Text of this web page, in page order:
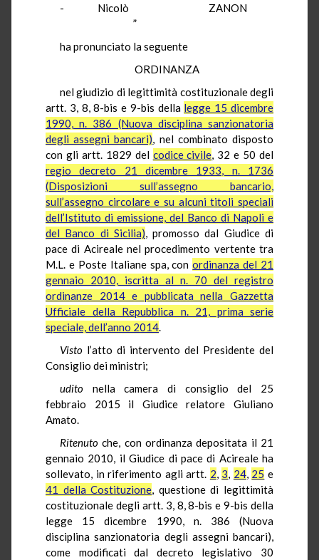
- Nicolò ZANON
”
ha pronunciato la seguente
ORDINANZA
nel giudizio di legittimità costituzionale degli
artt. 3, 8, 8-bis e 9-bis della legge 15 dicembre
1990, n. 386 (Nuova disciplina sanzionatoria
degli assegni bancari), nel combinato disposto
con gli artt. 1829 del codice civile, 32 e 50 del
regio decreto 21 dicembre 1933, n. 1736
(Disposizioni sull’assegno bancario,
sull’assegno circolare e su alcuni titoli speciali
dell’Istituto di emissione, del Banco di Napoli e
del Banco di Sicilia), promosso dal Giudice di
pace di Acireale nel procedimento vertente tra
M.L. e Poste Italiane spa, conordinanza del 21
gennaio 2010, iscritta al n. 70 del registro
ordinanze 2014 e pubblicata nella Gazzetta
Ufficiale della Repubblica n. 21, prima serie
speciale, dell’anno 2014.
Visto l’atto di intervento del Presidente del
Consiglio dei ministri;
udito nella camera di consiglio del 25
febbraio 2015 il Giudice relatore Giuliano
Amato.
Ritenuto che, con ordinanza depositata il 21
gennaio 2010, il Giudice di pace di Acireale ha
sollevato, in riferimento agli artt. 2, 3, 24, 25 e
41 della Costituzione, questione di legittimità
costituzionale degli artt. 3, 8, 8-bis e 9-bis della
legge 15 dicembre 1990, n. 386 (Nuova
disciplina sanzionatoria degli assegni bancari),
come modificati dal decreto legislativo 30